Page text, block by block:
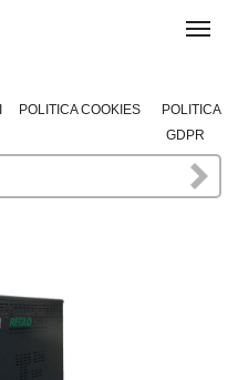
POLITICA COOKIES
POLITICA
GDPR